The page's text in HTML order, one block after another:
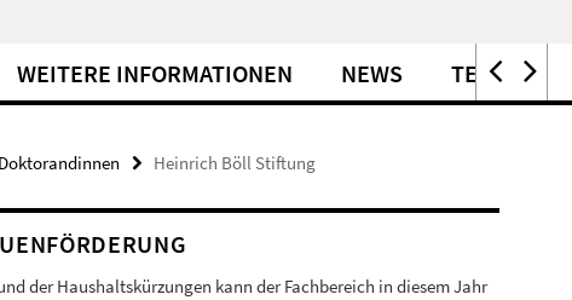
WEITERE INFORMATIONEN NEWS TERMINE
Doktorandinnen Heinrich Böll Stiftung
der Haushaltskürzungen kann der Fachbereich in diesem Jahr